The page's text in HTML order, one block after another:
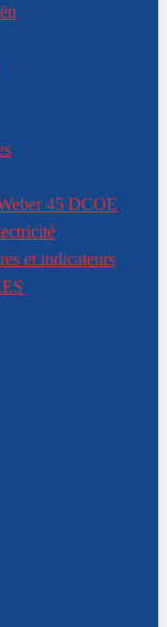
45 DCOE
et indicateurs